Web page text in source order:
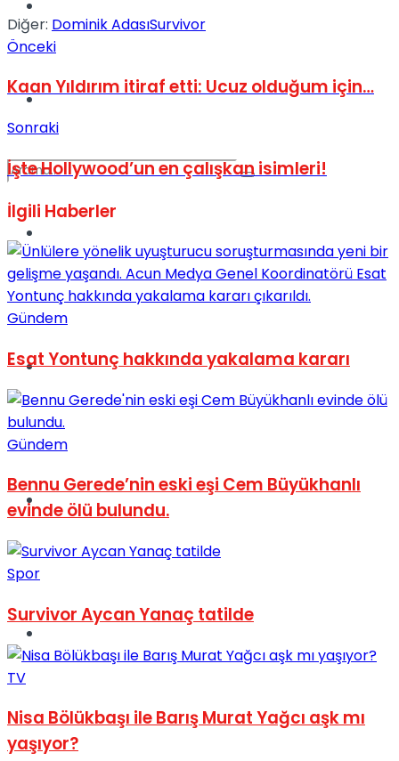
Dünya
Müzik
Sinema
No Result
View All Result
Diğer: Dominik AdasıSurvivor
Önceki
Kaan Yıldırım itiraf etti: Ucuz olduğum için…
Sonraki
İşte Hollywood’un en çalışkan isimleri!
İlgili Haberler
Gündem
Esat Yontunç hakkında yakalama kararı
Gündem
Bennu Gerede’nin eski eşi Cem Büyükhanlı
evinde ölü bulundu.
Spor
Survivor Aycan Yanaç tatilde
TV
Nisa Bölükbaşı ile Barış Murat Yağcı aşk mı
yaşıyor?